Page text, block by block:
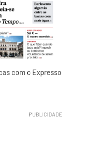
com o Expresso